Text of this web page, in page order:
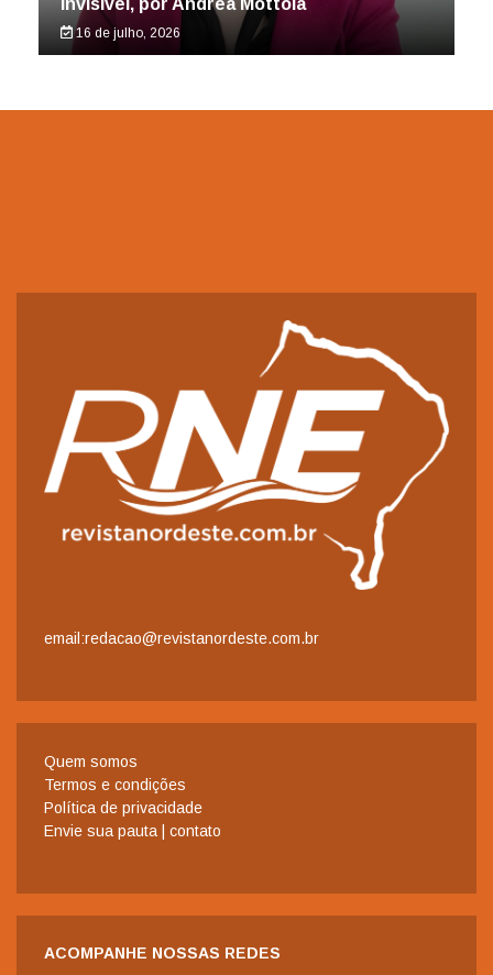
16 de julho, 2026
email:redacao@revistanordeste.com.br
Quem somos
Termos e condições
Política de privacidade
Envie sua pauta | contato
ACOMPANHE NOSSAS REDES